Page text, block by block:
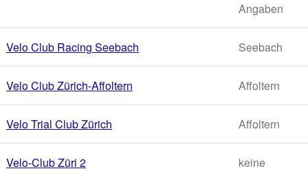
Angaben
Velo Club Racing Seebach Seebach
Velo Club Zürich-Affoltern Affoltern
Velo Trial Club Zürich Affoltern
Velo-Club Züri 2
keine